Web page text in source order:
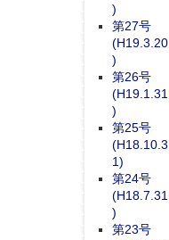
)
第27号
(H19.3.20
)
第26号
(H19.1.31
)
第25号
(H18.10.3
1)
第24号
(H18.7.31
)
第23号